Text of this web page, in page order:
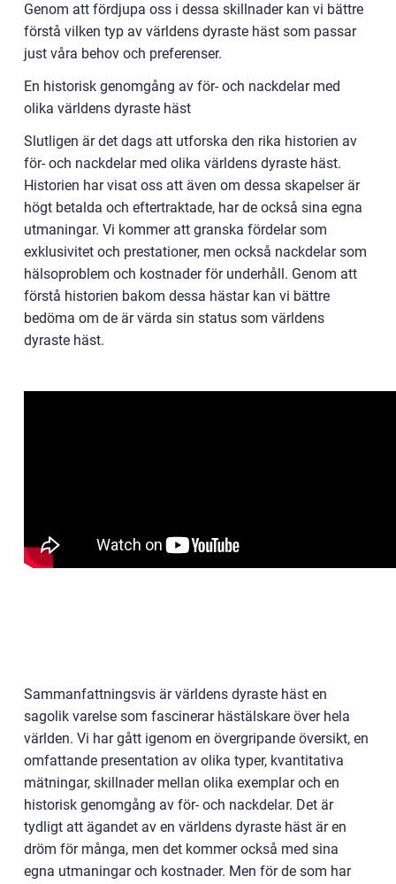
Genom att fördjupa oss i dessa skillnader kan vi bättre
förstå vilken typ av världens dyraste häst som passar
just våra behov och preferenser.
En historisk genomgång av för- och nackdelar med
olika världens dyraste häst
Slutligen är det dags att utforska den rika historien av
för- och nackdelar med olika världens dyraste häst.
Historien har visat oss att även om dessa skapelser är
högt betalda och eftertraktade, har de också sina egna
utmaningar. Vi kommer att granska fördelar som
exklusivitet och prestationer, men också nackdelar som
hälsoproblem och kostnader för underhåll. Genom att
förstå historien bakom dessa hästar kan vi bättre
bedöma om de är värda sin status som världens
dyraste häst.
Sammanfattningsvis är världens dyraste häst en
sagolik varelse som fascinerar hästälskare över hela
världen. Vi har gått igenom en övergripande översikt, en
omfattande presentation av olika typer, kvantitativa
mätningar, skillnader mellan olika exemplar och en
historisk genomgång av för- och nackdelar. Det är
tydligt att ägandet av en världens dyraste häst är en
dröm för många, men det kommer också med sina
egna utmaningar och kostnader. Men för de som har